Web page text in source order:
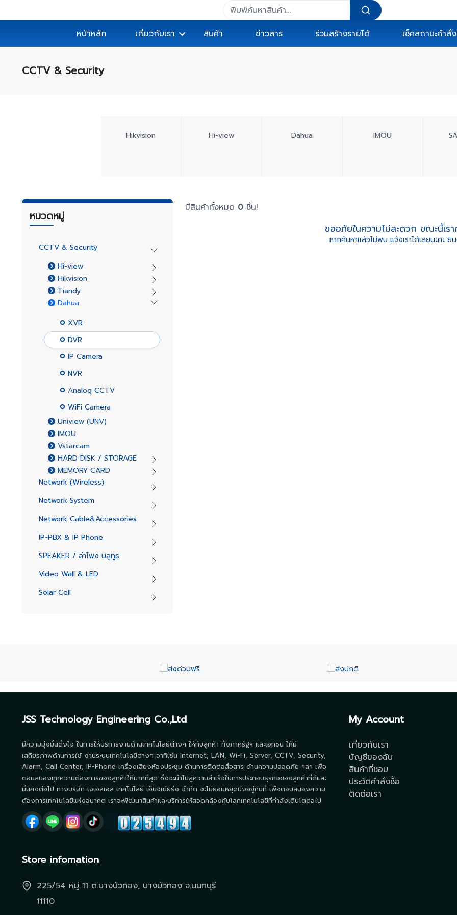
หน้าหลัก เกี่ยวกับเรา สินค้า ข่าวสาร ร่วมสร้างรายได้ เช็คสถานะคำสั่
CCTV & Security
Hikvision Hi-view Dahua IMOU
หมวดหมู่
CCTV & Security
Hi-view
Hikvision
Tiandy
Dahua
XVR
DVR
IP Camera
NVR
Analog CCTV
WiFi Camera
Uniview (UNV)
IMOU
Vstarcam
HARD DISK / STORAGE
MEMORY CARD
Network (Wireless)
Network System
Network Cable&Accessories
IP-PBX & IP Phone
SPEAKER / ลำโพง บลูทูธ
Video Wall & LED
Solar Cell
มีสินค้าทั้งหมด 0 ชิ้น!
ขออภัยในความไม่สะดวก ขณะนี้เร
หากค้นหาแล้วไม่พบ แจ้งเราได้เลยนะคะ
JSS Technology Engineering Co.,Ltd
มีความมุ่งมั่นตั้งใจ ในการให้บริการงานด้านเทคโนโลยีต่างๆ ให้กับลูกค้า ทั้งภาครัฐฯ และเอกชน ให้มี
เสถียรภาพด้านการใช้ งานระบบเทคโนโลยีต่างๆ อาทิเช่น Internet, LAN, Wi-Fi, Server, CCTV, Security,
Alarm, Call Center, IP-Phone เครื่องเสียงห้องประชุม ด้านการติดต่อสื่อสาร ด้านความปลอดภัย ฯลฯ เพื่อ
ตอบสนองทุกความต้องการของลูกค้าให้มากที่สุด ซึ่งจะนำไปสู่ความสำเร็จในการประกอบธุรกิจของลูกค้าที่ดีและ
มั่นคงต่อไป ทางบริษัท เจเอสเอส เทคโนโลยี่ เอ็นจิเนียริ่ง จำกัด จะไม่ยอมหยุดนิ่งอยู่กับที่ เพื่อตอบสนองความ
ต้องการเทคโนโลยีแห่งอนาคต เราจะพัฒนาสินค้าและบริการให้สอดคล้องกับโลกเทคโนโลยีที่กำลังเติบโตต่อไป
My Account
เกี่ยวกับเรา
บัญชีของฉัน
สินค้าที่ชอบ
ประวัติคำสั่งซื้อ
ติดต่อเรา
Store infomation
225/54 หมู่ 11 ต.บางบัวทอง, บางบัวทอง จ.นนทบุรี
11110